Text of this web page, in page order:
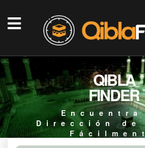
QIBLA
FINDER
Dirección de